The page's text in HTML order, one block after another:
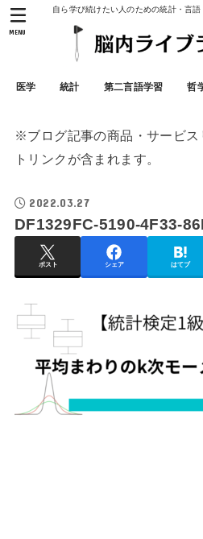
自ら学び続けたい人のための統計・言
医学 統計 第二言語学習 哲
MENU
※ブログ記事の商品・サービス
トリンクが含まれます。
2022.03.27
DF1329FC-5190-4F33-
ポスト シェア はてブ